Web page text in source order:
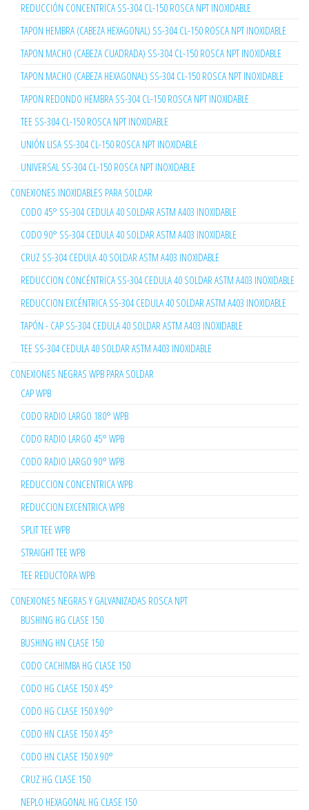
REDUCCIÓN CONCENTRICA SS-304 CL-150 ROSCA NPT INOXIDABLE
TAPON HEMBRA (CABEZA HEXAGONAL) SS-304 CL-150 ROSCA NPT INOXIDABLE
TAPON MACHO (CABEZA CUADRADA) SS-304 CL-150 ROSCA NPT INOXIDABLE
TAPON MACHO (CABEZA HEXAGONAL) SS-304 CL-150 ROSCA NPT INOXIDABLE
TAPON REDONDO HEMBRA SS-304 CL-150 ROSCA NPT INOXIDABLE
TEE SS-304 CL-150 ROSCA NPT INOXIDABLE
UNIÓN LISA SS-304 CL-150 ROSCA NPT INOXIDABLE
UNIVERSAL SS-304 CL-150 ROSCA NPT INOXIDABLE
CONEXIONES INOXIDABLES PARA SOLDAR
CODO 45° SS-304 CEDULA 40 SOLDAR ASTM A403 INOXIDABLE
CODO 90° SS-304 CEDULA 40 SOLDAR ASTM A403 INOXIDABLE
CRUZ SS-304 CEDULA 40 SOLDAR ASTM A403 INOXIDABLE
REDUCCION CONCÉNTRICA SS-304 CEDULA 40 SOLDAR ASTM A403 INOXIDABLE
REDUCCION EXCÉNTRICA SS-304 CEDULA 40 SOLDAR ASTM A403 INOXIDABLE
TAPÓN - CAP SS-304 CEDULA 40 SOLDAR ASTM A403 INOXIDABLE
TEE SS-304 CEDULA 40 SOLDAR ASTM A403 INOXIDABLE
CONEXIONES NEGRAS WPB PARA SOLDAR
CAP WPB
CODO RADIO LARGO 180° WPB
CODO RADIO LARGO 45° WPB
CODO RADIO LARGO 90° WPB
REDUCCION CONCENTRICA WPB
REDUCCION EXCENTRICA WPB
SPLIT TEE WPB
STRAIGHT TEE WPB
TEE REDUCTORA WPB
CONEXIONES NEGRAS Y GALVANIZADAS ROSCA NPT
BUSHING HG CLASE 150
BUSHING HN CLASE 150
CODO CACHIMBA HG CLASE 150
CODO HG CLASE 150 X 45°
CODO HG CLASE 150 X 90°
CODO HN CLASE 150 X 45°
CODO HN CLASE 150 X 90°
CRUZ HG CLASE 150
NEPLO HEXAGONAL HG CLASE 150